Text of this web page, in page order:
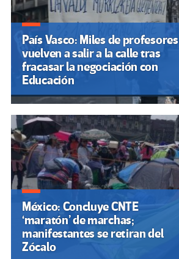
País Vasco: Miles de profesores
vuelven a salir a la calle tras
fracasar la negociación con
Educación
México: Concluye CNTE
‘maratón’ de marchas;
manifestantes se retiran del
Zócalo